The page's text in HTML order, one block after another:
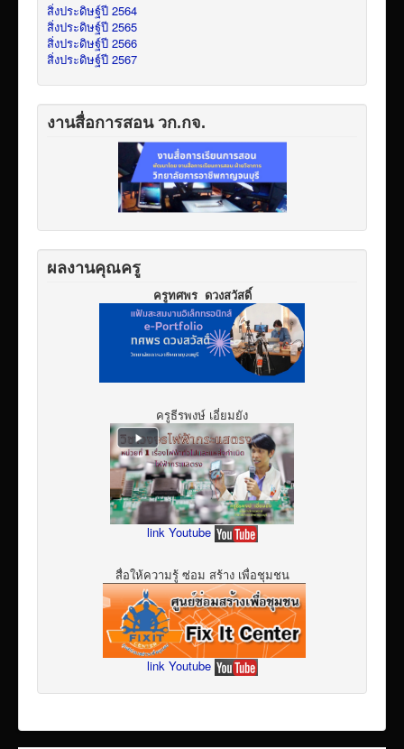
สิ่งประดิษฐ์ปี 2564
สิ่งประดิษฐ์ปี 2565
สิ่งประดิษฐ์ปี 2566
สิ่งประดิษฐ์ปี 2567
งานสื่อการสอน วก.กจ.
ผลงานคุณครู
ครูทศพร ดวงสวัสดิ์
ครูธีรพงษ์ เอี่ยมยัง
link Youtube
สื่อให้ความรู้ ซ่อม สร้าง เพื่อชุมชน
link Youtube